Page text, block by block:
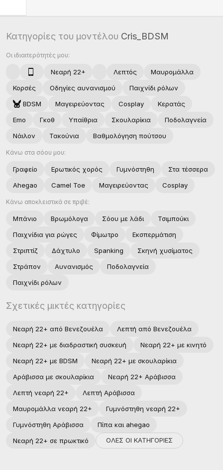
Κατηγορίες του μοντέλου Cris_BDSM
Οι ιδιαιτερότητές μου:
Νεαρή 22+ Λεπτός
Μαυρομάλλα
Κορσές
Οδηγίες αυνανισμού
Παιχνίδι ρόλων
BDSM
Μαγειρεύοντας Cosplay
Κερατάς
Emo
Γκοθ Υπαίθρια Σκουλαρίκια
Ποδολαγνεία
Νάιλον
Τακούνια Βαθμολόγηση πούτσου
Κάνω στα σόου μου:
Γραφείο Ερωτικός χoρός Γυμνόστηθη
Στα τέσσερα
Ahegao
Camel Toe Μαγειρεύοντας Cosplay
Κάνω αποκλειστικά σε πριβέ:
Μπάνιο Βρωμόλογα Σόου με λάδι
Τσιμπούκι
Παιχνίδια για ρώγες
Φίμωτρο
Εκσπερμάτιση
Στριπτίζ
Δάχτυλο Spanking
Σκηνή χυσίματος
Στράπον
Αυνανισμός
Ποδολαγνεία
Παιχνίδι ρόλων
Σχετικές μικτές κατηγορίες
Νεαρή 22+ από Βενεζουέλα
Λεπτή από Βενεζουέλα
Νεαρή 22+ με διαδραστική συσκευή
Νεαρή 22+ με κινητό
Νεαρή 22+ με BDSM
Νεαρή 22+ με σκουλαρίκια
Αράβισσα με σκουλαρίκια
Νεαρή 22+ Αράβισσα
Λεπτή νεαρή 22+
Λεπτή Αράβισσα
Μαυρομάλλα νεαρή 22+
Γυμνόστηθη νεαρή 22+
Γυμνόστηθη Αράβισσα
Πίπα και ahegao
Νεαρή 22+ σε πρωκτικό
ΟΛΕΣ ΟΙ ΚΑΤΗΓΟΡΙΕΣ